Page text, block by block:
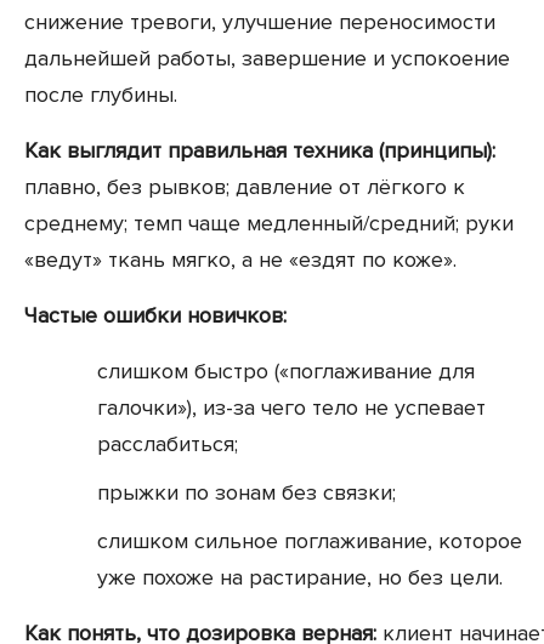
снижение тревоги, улучшение переносимости
дальнейшей работы, завершение и успокоение
после глубины.
Как выглядит правильная техника (принципы):
плавно, без рывков; давление от лёгкого к
среднему; темп чаще медленный/средний; руки
«ведут» ткань мягко, а не «ездят по коже».
Частые ошибки новичков:
слишком быстро («поглаживание для
галочки»), из-за чего тело не успевает
расслабиться;
прыжки по зонам без связки;
слишком сильное поглаживание, которое
уже похоже на растирание, но без цели.
Как понять, что дозировка верная: клиент